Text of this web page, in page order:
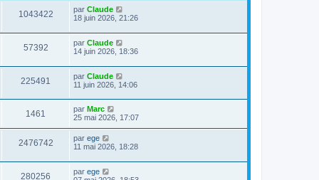
1043422 par Claude
18 juin 2026, 21:26
57392 par Claude
14 juin 2026, 18:36
225491 par Claude
11 juin 2026, 14:06
1461 par Marc
25 mai 2026, 17:07
2476742 par ege
11 mai 2026, 18:28
280256 par ege